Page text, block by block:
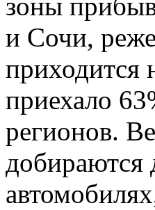
зоны
и Сочи,
приходится
приехало
регионов.
добираются